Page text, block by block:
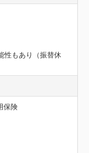
性もあり（振替休
保険